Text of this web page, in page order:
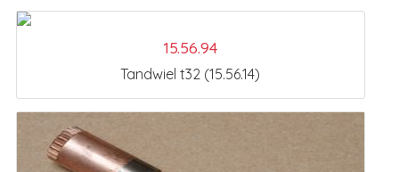
15.56.94
Tandwiel t32 (15.56.14)